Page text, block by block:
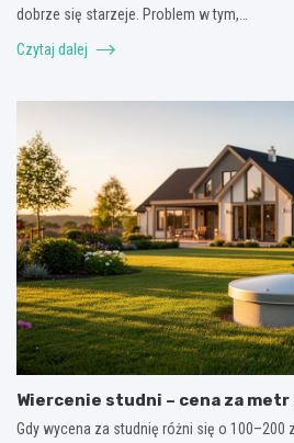
dobrze się starzeje. Problem w tym,…
Czytaj dalej
Wiercenie studni – cena za
Gdy wycena za studnię różni się o 100–200